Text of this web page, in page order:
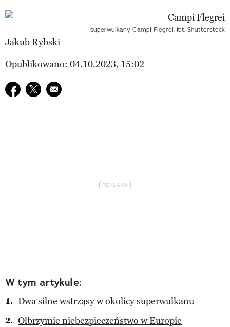
superwulkany Campi Flegrei, fot. Shutterstock
Jakub Rybski
Opublikowano: 04.10.2023, 15:02
Udostępnij na facebook
Udostępnij na twitter
E-mail do przyjaciela
W tym artykule:
Dwa silne wstrząsy w okolicy superwulkanu
Olbrzymie niebezpieczeństwo w Europie